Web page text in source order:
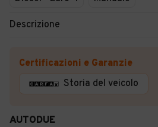
Descrizione
Certificazioni e Garanzie
Storia del veicolo
AUTODUE